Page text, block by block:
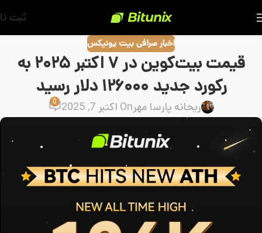
ثبت
اخبار صرافی بیت یونیکس
قیمت بیت‌کوین در ۷ اکتبر ۲۰۲۵ به
رکورد جدید ۱۲۶۰۰۰ دلار رسید
ریحانه پارسا مهرOn اکتبر 7, 2025 0